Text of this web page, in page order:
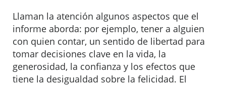
Llaman la atención algunos aspectos que el
informe aborda: por ejemplo, tener a alguien
con quien contar, un sentido de libertad para
tomar decisiones clave en la vida, la
generosidad, la confianza y los efectos que
tiene la desigualdad sobre la felicidad. El